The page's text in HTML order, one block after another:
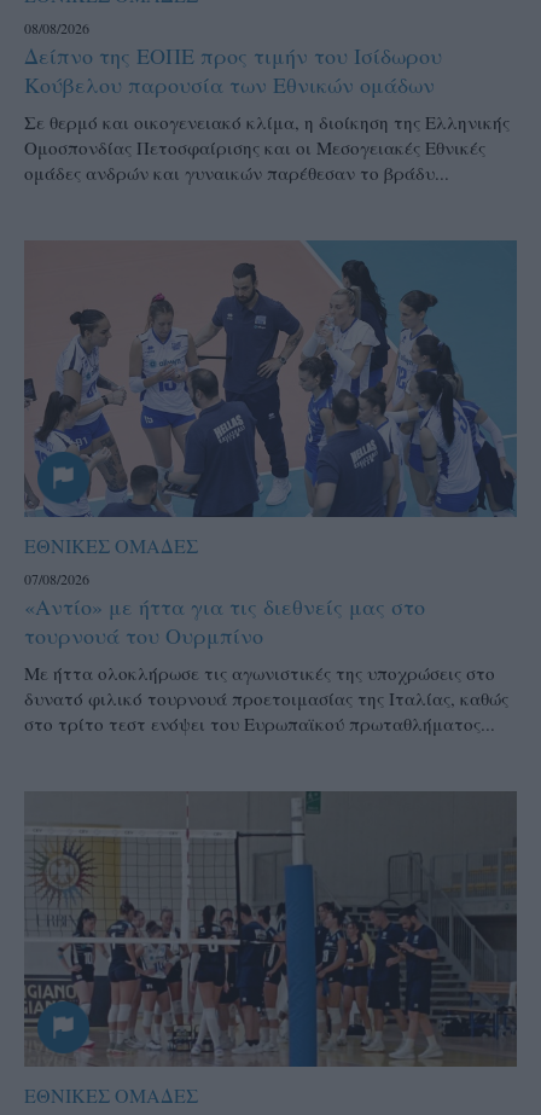
08/08/2026
Δείπνο της ΕΟΠΕ προς τιμήν του Ισίδωρου
Κούβελου παρουσία των Εθνικών ομάδων
Σε θερμό και οικογενειακό κλίμα, η διοίκηση της Ελληνικής
Ομοσπονδίας Πετοσφαίρισης και οι Μεσογειακές Εθνικές
ομάδες ανδρών και γυναικών παρέθεσαν το βράδυ...
ΕΘΝΙΚΕΣ ΟΜΑΔΕΣ
07/08/2026
«Αντίο» με ήττα για τις διεθνείς μας στο
τουρνουά του Ουρμπίνο
Mε ήττα ολοκλήρωσε τις αγωνιστικές της υποχρώσεις στο
δυνατό φιλικό τουρνουά προετοιμασίας της Ιταλίας, καθώς
στο τρίτο τεστ ενόψει του Ευρωπαϊκού πρωταθλήματος...
ΕΘΝΙΚΕΣ ΟΜΑΔΕΣ